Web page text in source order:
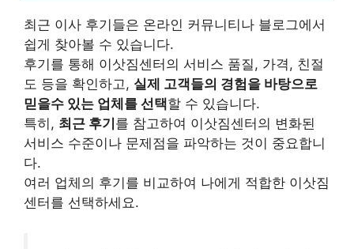
최근 이사 후기들은 온라인 커뮤니티나 블로그에서
쉽게 찾아볼 수 있습니다.
후기를 통해 이삿짐센터의 서비스 품질, 가격, 친절
도 등을 확인하고, 실제 고객들의 경험을 바탕으로
믿을수 있는 업체를 선택할 수 있습니다.
특히, 최근 후기 를 참고하여 이삿짐센터의 변화된
서비스 수준이나 문제점을 파악하는 것이 중요합니
다.
여러 업체의 후기를 비교하여 나에게 적합한 이삿짐
센터를 선택하세요.